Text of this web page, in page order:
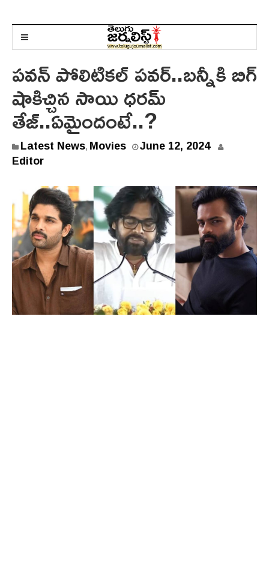
పవన్ పోలిటికల్ పవర్..బన్నీకి బిగ్
షాకిచ్చిన సాయి ధరమ్
తేజ్..ఏమైందంటే..?
Latest News, Movies June 12, 2024
Editor